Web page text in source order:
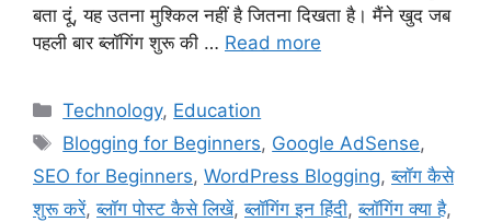
बता दूं, यह उतना मुश्किल नहीं है जितना दिखता है। मैंने खुद जब
पहली बार ब्लॉगिंग शुरू की … Read more
Technology, Education
Blogging for Beginners, Google AdSense,
SEO for Beginners, WordPress Blogging,ब्लॉग कैसे
शुरू करें,ब्लॉग पोस्ट कैसे लिखें,ब्लॉगिंग इन हिंदी,ब्लॉगिंग क्या है,